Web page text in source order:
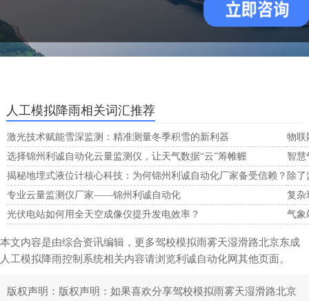
人工模拟降雨相关词汇推荐
激光技术赋能雪深监测：精准测量冬季积雪的新利器
物联
选择锦州利诚自动化云量监测仪，让天气数据“云”筹帷幄
智慧
揭秘地埋式液位计核心科技：为何锦州利诚自动化厂家备受信赖？ 除
专业云量监测仪厂家——锦州利诚自动化
复杂
光伏电站如何用全天空成像仪提升发电效率？
气象
本文内容是由综合资讯编辑，更多驾校模拟雨雾天湿滑路北京东成
人工模拟降雨控制系统相关内容请浏览利诚自动化网其他页面。
版权声明： 版权声明：如果喜欢分享驾校模拟雨雾天湿滑路北京